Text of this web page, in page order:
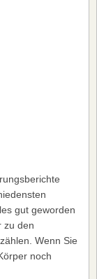
gut geworden
zu den
Wenn Sie
noch